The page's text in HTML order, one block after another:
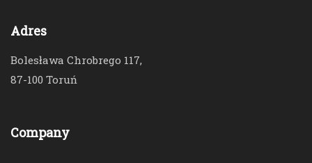
Adres
Bolesława Chrobrego 117,
87-100 Toruń
Company